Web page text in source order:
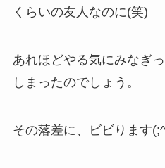
くらいの友人なのに(笑)
あれほどやる気にみなぎ
しまったのでしょう。
その落差に、ビビります